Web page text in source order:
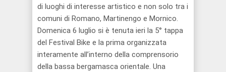
di luoghi di interesse artistico e non solo tra i
comuni di Romano, Martinengo e Mornico.
Domenica 6 luglio si è tenuta ieri la 5° tappa
del Festival Bike e la prima organizzata
interamente all’interno della comprensorio
della bassa bergamasca orientale. Una